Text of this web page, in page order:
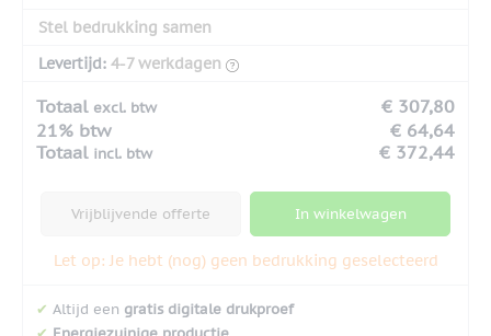
Stel bedrukking samen
Levertijd: 4-7 werkdagen
Totaal excl. btw
€ 307,80
21% btw
€ 64,64
Totaal incl. btw € 372,44
Vrijblijvende offerte In winkelwagen
Let op: Je hebt (nog) geen bedrukking geselecteerd
✔ Altijd een gratis digitale drukproef